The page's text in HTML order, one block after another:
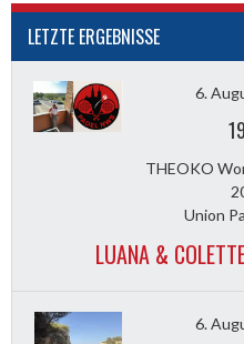
LETZTE ERGEBNISSE
6.
THEOKO
Union
LUANA &
6.